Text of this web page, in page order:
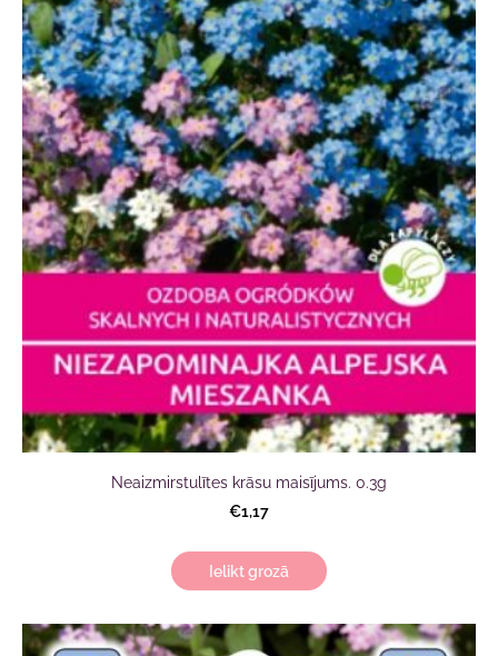
Neaizmirstulītes krāsu maisījums. 0.3g
€1,17
Ielikt grozā